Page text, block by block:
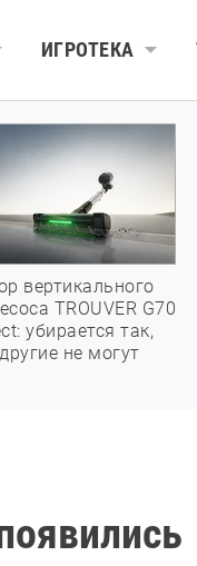
ИГРОТЕКА
вертикального
TROUVER G70
убирается так,
не могут